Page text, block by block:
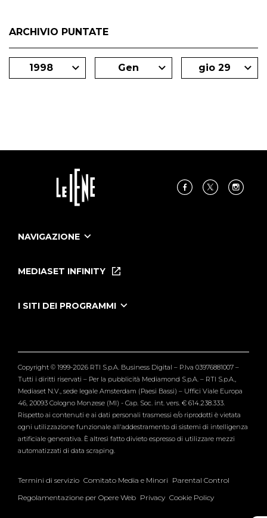
ARCHIVIO PUNTATE
1998 Gen gio 29
NAVIGAZIONE
Le Iene Presentano Inside
Tutti i servizi
MEDIASET INFINITY
I SITI DEI PROGRAMMI
Verissimo
Copyright © 1999-2026 RTI S.p.A. Business Digital – P.Iva 03976881007 –
Tutti i diritti riservati – Per la pubblicità Mediamond S.p.A. – RTI S.p.A.,
Mediaset N.V., sede legale Amsterdam (Paesi Bassi) – Uffici Viale Europa
46, 20093 Cologno Monzese (MI) - Cap. Soc. int. vers. € 614.238.333.
Rispetto ai contenuti e ai dati personali trasmessi e/o riprodotti è vietata
ogni utilizzazione funzionale all'addestramento di sistemi di intelligenza
artificiale generativa. È altresì fatto divieto espresso di utilizzare mezzi
automatizzati di data scraping.
Termini di servizio Comitato Media e Minori Parental Control
Regolamentazione per Opere Web Privacy Cookie Policy